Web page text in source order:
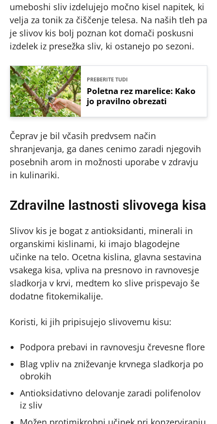
umeboshi sliv izdelujejo močno kisel napitek, ki
velja za tonik za čiščenje telesa. Na naših tleh pa
je slivov kis bolj poznan kot domači poskusni
izdelek iz presežka sliv, ki ostanejo po sezoni.
PREBERITE TUDI
Poletna rez marelice: Kako
jo pravilno obrezati
Čeprav je bil včasih predvsem način
shranjevanja, ga danes cenimo zaradi njegovih
posebnih arom in možnosti uporabe v zdravju
in kulinariki.
Zdravilne lastnosti slivovega kisa
Slivov kis je bogat z antioksidanti, minerali in
organskimi kislinami, ki imajo blagodejne
učinke na telo. Ocetna kislina, glavna sestavina
vsakega kisa, vpliva na presnovo in ravnovesje
sladkorja v krvi, medtem ko slive prispevajo še
dodatne fitokemikalije.
Koristi, ki jih pripisujejo slivovemu kisu:
Podpora prebavi in ravnovesju črevesne flore
Blag vpliv na zniževanje krvnega sladkorja po
obrokih
Antioksidativno delovanje zaradi polifenolov
iz sliv